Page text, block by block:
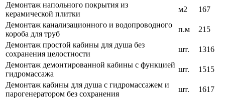
Демонтаж напольного покрытия из
керамической плитки
м2
167
Демонтаж канализационного и водопроводного
короба для труб
п.м
215
Демонтаж простой кабины для душа без
сохранения целостности
шт.
1316
Демонтаж демонтированной кабины с функцией
гидромассажа
шт.
1515
Демонтаж кабины для душа с гидромассажем и
парогенератором без сохранения
шт.
1617